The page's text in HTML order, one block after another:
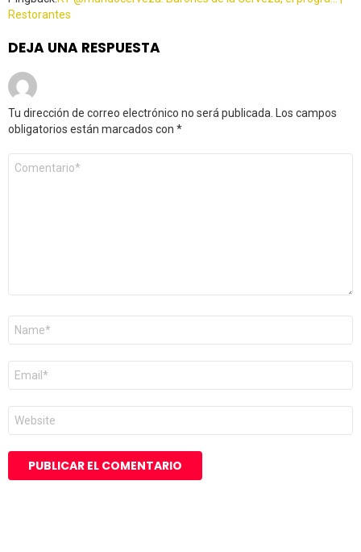
Restorantes
DEJA UNA RESPUESTA
Tu dirección de correo electrónico no será publicada.
Los campos
obligatorios están marcados con *
Comentario
Nombre
Correo
electrónico
*
Web